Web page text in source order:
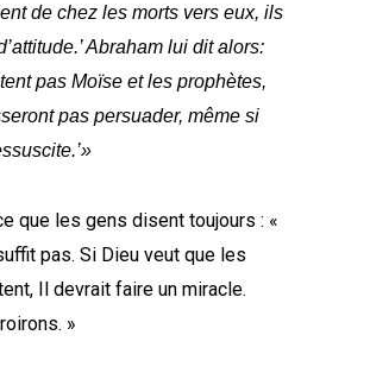
de chez les morts vers eux, ils
Abraham lui dit alors:
pas Moïse et les prophètes,
pas persuader, même si
que les gens disent toujours : «
pas. Si Dieu veut que les
Il devrait faire un miracle.
»